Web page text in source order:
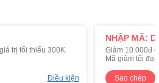
trị tối thiểu 300K.
Điều kiện
NHẬP MÃ:
Giảm 10.000đ
Mã giảm tối đa
Sao chép